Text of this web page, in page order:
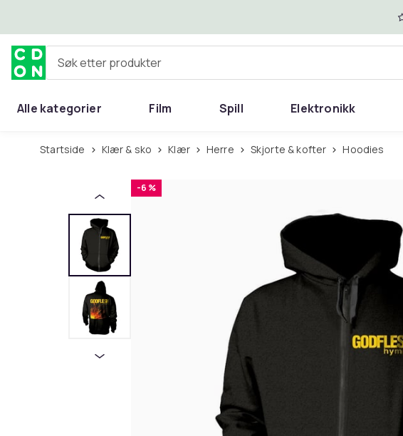
Søk etter produkter
Alle kategorier Film Spill Elektronikk
Startside Klær & sko Klær Herre Skjorte & kofter Hoodies
-6 %